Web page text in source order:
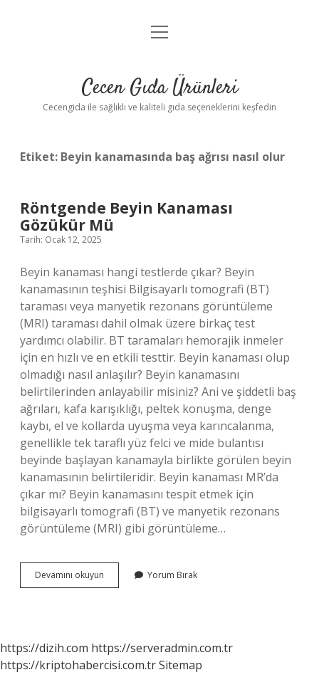
Anasayfa
Yasal Uyarı
menüyü
Cecen Gıda Ürünleri
Cecengida ile sağlıklı ve kaliteli gıda seçeneklerini keşfedin
Etiket: Beyin kanamasında baş ağrısı nasıl olur
Röntgende Beyin Kanaması
Gözükür Mü
Tarih: Ocak 12, 2025
Beyin kanaması hangi testlerde çıkar? Beyin
kanamasının teşhisi Bilgisayarlı tomografi (BT)
taraması veya manyetik rezonans görüntüleme
(MRI) taraması dahil olmak üzere birkaç test
yardımcı olabilir. BT taramaları hemorajik inmeler
için en hızlı ve en etkili testtir. Beyin kanaması olup
olmadığı nasıl anlaşılır? Beyin kanamasını
belirtilerinden anlayabilir misiniz? Ani ve şiddetli baş
ağrıları, kafa karışıklığı, peltek konuşma, denge
kaybı, el ve kollarda uyuşma veya karıncalanma,
genellikle tek taraflı yüz felci ve mide bulantısı
beyinde başlayan kanamayla birlikte görülen beyin
kanamasının belirtileridir. Beyin kanaması MR’da
çıkar mı? Beyin kanamasını tespit etmek için
bilgisayarlı tomografi (BT) ve manyetik rezonans
görüntüleme (MRI) gibi görüntüleme…
Devamını okuyun Röntgende
Beyin
Yorum Bırak
https://dizih.com https://serveradmin.com.tr
https://kriptohabercisi.com.trSitemap